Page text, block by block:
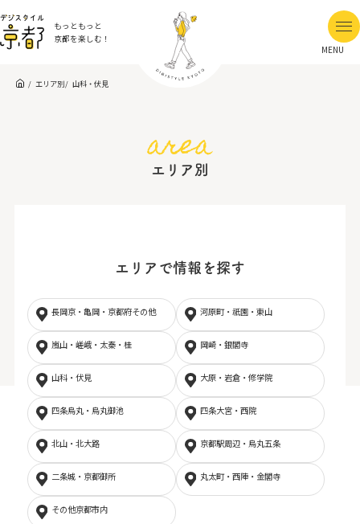
もっともっと
京都を楽しむ！
MENU
エリア別 山科・伏見
area
エリア別
エリアで情報を探す
長岡京・亀岡・京都府その他 河原町・祇園・東山
嵐山・嵯峨・太秦・桂 岡崎・銀閣寺
山科・伏見 大原・岩倉・修学院
四条烏丸・烏丸御池 四条大宮・西院
北山・北大路 京都駅周辺・烏丸五条
二条城・京都御所 丸太町・西陣・金閣寺
その他京都市内